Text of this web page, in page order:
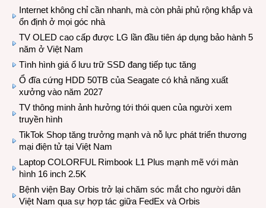
Internet không chỉ cần nhanh, mà còn phải phủ rộng khắp và
ổn định ở mọi góc nhà
TV OLED cao cấp được LG lần đầu tiên áp dụng bảo hành 5
năm ở Việt Nam
Tình hình giá ổ lưu trữ SSD đang tiếp tục tăng
Ổ đĩa cứng HDD 50TB của Seagate có khả năng xuất
xưởng vào năm 2027
TV thông minh ảnh hưởng tới thói quen của người xem
truyền hình
TikTok Shop tăng trưởng mạnh và nỗ lực phát triển thương
mại điện tử tại Việt Nam
Laptop COLORFUL Rimbook L1 Plus mạnh mẽ với màn
hình 16 inch 2.5K
Bệnh viện Bay Orbis trở lại chăm sóc mắt cho người dân
Việt Nam qua sự hợp tác giữa FedEx và Orbis